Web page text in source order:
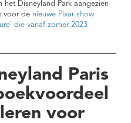
het Disneyland Park aangezien
voor de nieuwe Pixar show
die vanaf zomer 2023
Paris
voor